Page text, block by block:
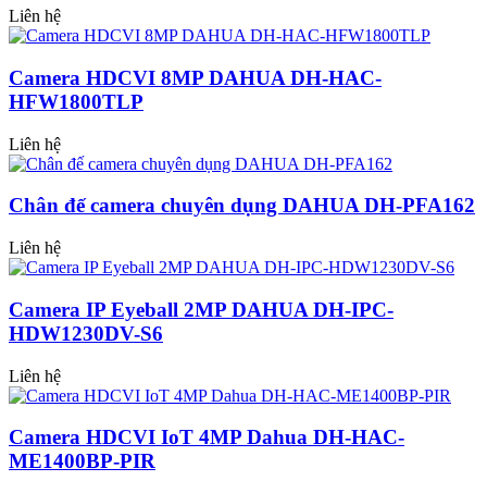
Liên hệ
Camera HDCVI 8MP DAHUA DH-HAC-
HFW1800TLP
Liên hệ
Chân đế camera chuyên dụng DAHUA DH-PFA162
Liên hệ
Camera IP Eyeball 2MP DAHUA DH-IPC-
HDW1230DV-S6
Liên hệ
Camera HDCVI IoT 4MP Dahua DH-HAC-
ME1400BP-PIR